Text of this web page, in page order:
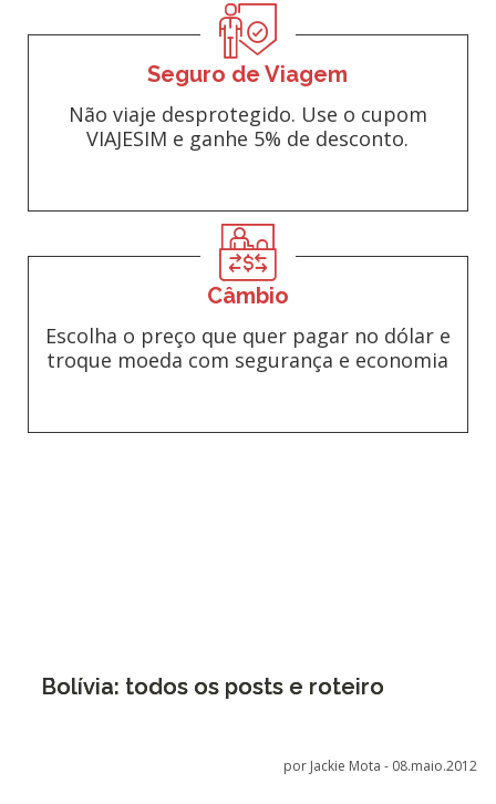
Seguro de Viagem
Não viaje desprotegido. Use o cupom
VIAJESIM e ganhe 5% de desconto.
Câmbio
Escolha o preço que quer pagar no dólar e
troque moeda com segurança e economia
Bolívia: todos os posts e roteiro
por Jackie Mota - 08.maio.2012